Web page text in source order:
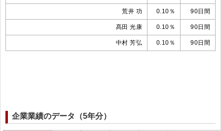
荒井 功 0.10％ 90日間
髙田 光康 0.10％ 90日間
中村 芳弘 0.10％ 90日間
企業業績のデータ（5年分）